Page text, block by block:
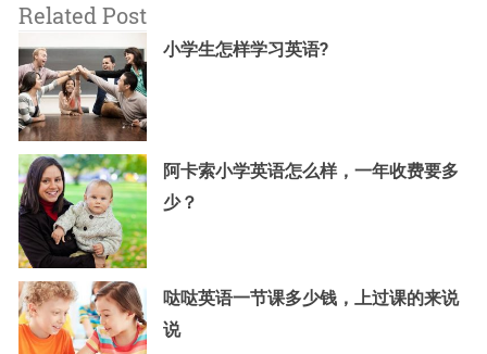
Related Post
小学生怎样学习英语?
阿卡索小学英语怎么样，一年收费要多
少？
哒哒英语一节课多少钱，上过课的来说
说